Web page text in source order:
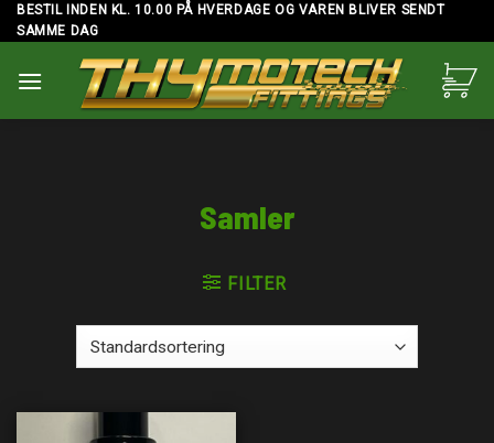
Skip
to
BESTIL INDEN KL. 10.00 PÅ HVERDAGE OG VAREN BLIVER SENDT
SAMME DAG
Samler
FILTER